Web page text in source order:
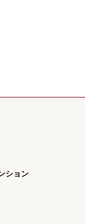
ション